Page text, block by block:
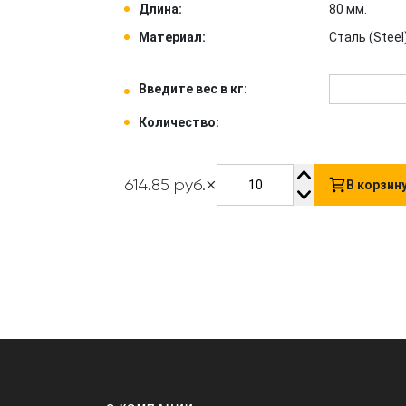
Длина:
80 мм.
Материал:
Сталь (Steel)
Введите вес в кг:
Количество:
614.85 руб.× В